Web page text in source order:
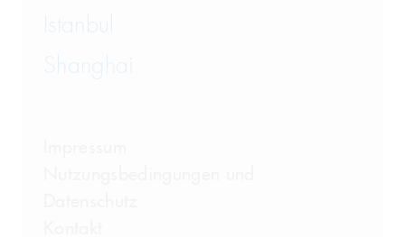
Istanbul
Shanghai